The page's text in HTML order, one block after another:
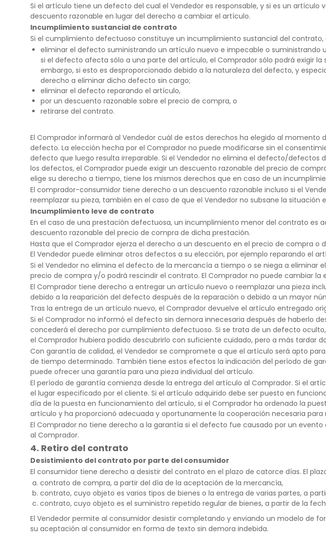
Si el artículo tiene un defecto del cual el Vendedor es responsable, y si es un
descuento razonable en lugar del derecho a cambiar el artículo.
Incumplimiento sustancial de contrato
Si el cumplimiento defectuoso constituye un incumplimiento sustancial del
eliminar el defecto suministrando un artículo nuevo e impecable o
si el defecto afecta sólo a una parte del artículo, el Comprador sólo podrá exigir
embargo, si esto es desproporcionado debido a la naturaleza del defecto, y
derecho a eliminar dicho defecto sin cargo;
eliminar el defecto reparando el artículo,
por un descuento razonable sobre el precio de compra, o
retirarse del contrato.
El Comprador informará al Vendedor cuál de estos derechos ha elegido al
defecto. La elección hecha por el Comprador no puede modificarse sin el
defecto que luego resulta irreparable. Si el Vendedor no elimina el defecto/
los defectos, el Comprador puede exigir un descuento razonable del precio de
elige su derecho a tiempo, tiene los mismos derechos que en caso de un
El comprador-consumidor tiene derecho a un descuento razonable incluso si el
reemplazar su pieza, también en el caso de que el Vendedor no subsane la
Incumplimiento leve de contrato
En el caso de una prestación defectuosa, un incumplimiento menor del contrato
descuento razonable del precio de compra de dicha prestación.
Hasta que el Comprador ejerza el derecho a un descuento en el precio de compra
El Vendedor puede eliminar otros defectos a su elección, por ejemplo reparando el
Si el Vendedor no elimina el defecto de la mercancía a tiempo o se niega a
precio de compra y/o podrá rescindir el contrato. El Comprador no puede cambiar la
El Comprador tiene derecho a entregar un artículo nuevo o reemplazar una pieza
debido a la reaparición del defecto después de la reparación o debido a un mayor
Tras la entrega de un artículo nuevo, el Comprador devuelve el artículo entregado
Si el Comprador no informó el defecto sin demora innecesaria después de haberlo
concederá el derecho por cumplimiento defectuoso. Si se trata de un defecto
el Comprador hubiera podido descubrirlo con suficiente cuidado, pero a más tardar
Con garantía de calidad, el Vendedor se compromete a que el artículo será apto
de tiempo determinado. También tiene estos efectos la indicación del período de
puede ofrecer una garantía para una pieza individual del artículo.
El período de garantía comienza desde la entrega del artículo al Comprador. Si el
el lugar especificado por el cliente. Si el artículo adquirido debe ser puesto en
día de la puesta en funcionamiento del artículo, si el Comprador ha ordenado la
artículo y ha proporcionó adecuada y oportunamente la cooperación necesaria para
El Comprador no tiene derecho a la garantía si el defecto fue causado por un
al Comprador.
4. Retiro del contrato
Desistimiento del contrato por parte del consumidor
El consumidor tiene derecho a desistir del contrato en el plazo de catorce días. El
contrato de compra, a partir del día de la aceptación de la mercancía,
contrato, cuyo objeto es varios tipos de bienes o la entrega de varias partes, a
contrato, cuyo objeto es el suministro repetido regular de bienes, a partir de la
El Vendedor permite al consumidor desistir completando y enviando un modelo de
su aceptación al consumidor en forma de texto sin demora indebida.